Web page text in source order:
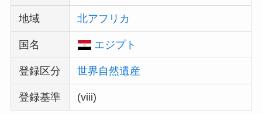
地域 北アフリカ
国名 エジプト
登録区分 世界自然遺産
登録基準 (viii)